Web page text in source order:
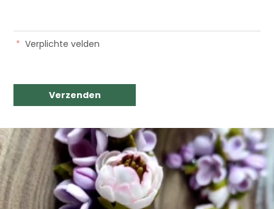
* Verplichte velden
Verzenden